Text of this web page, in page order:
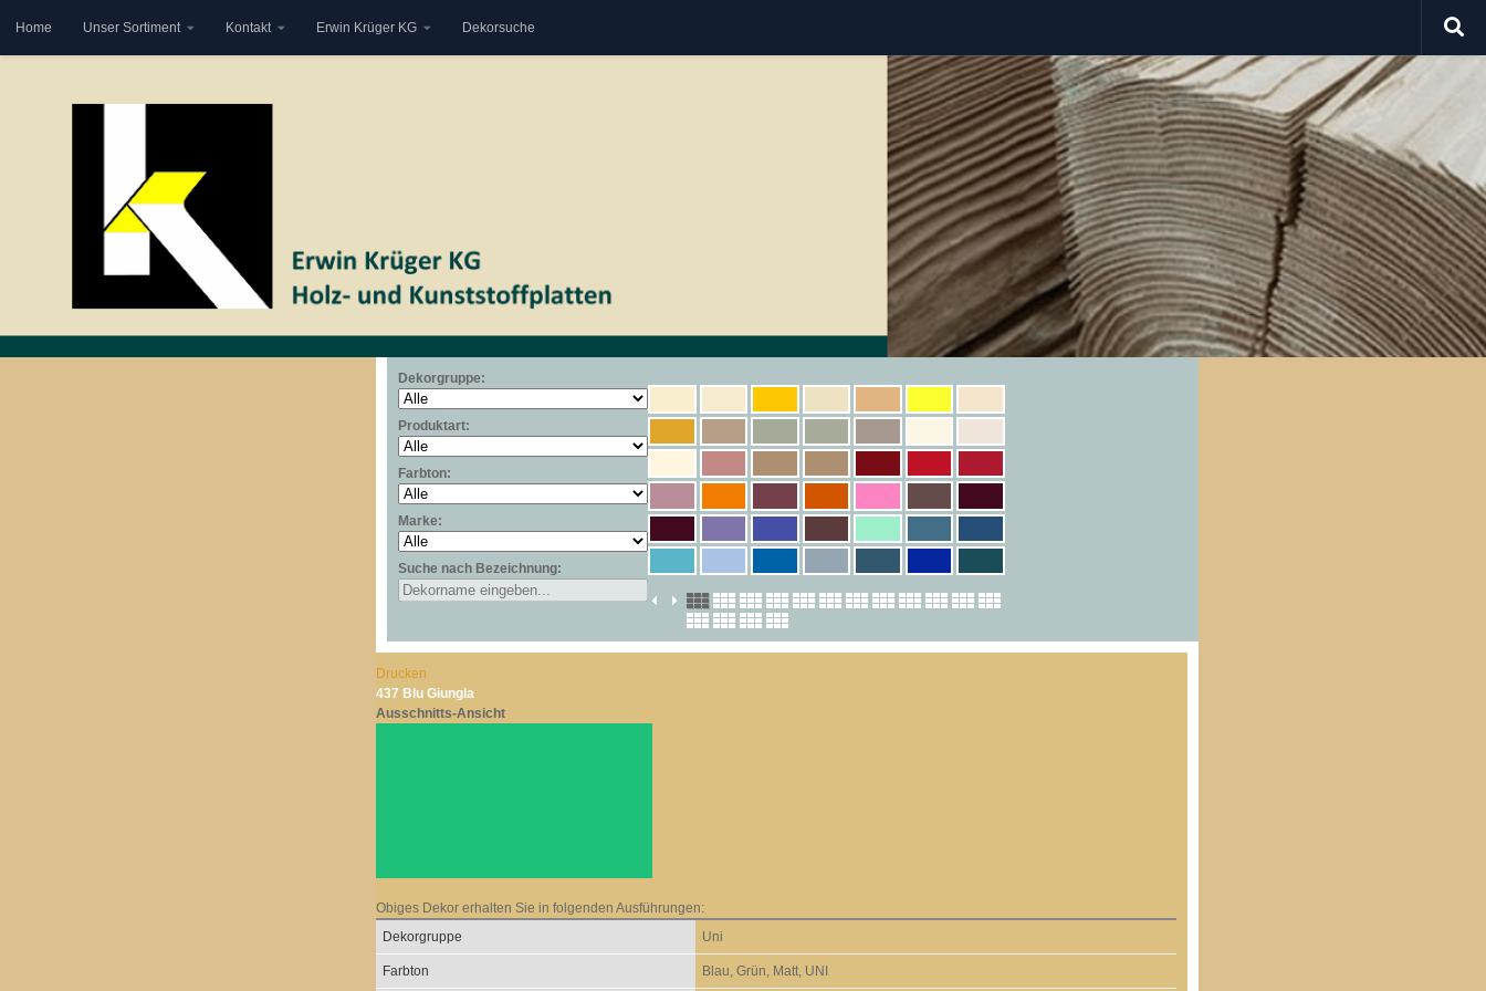
Zum Inhalt springen
Home Unser Sortiment Kontakt Erwin Krüger KG Dekorsuche
Dekorgruppe:
Produktart:
Farbton:
Marke:
Suche nach Bezeichnung:
Drucken
437 Blu Giungla
Ausschnitts-Ansicht
Obiges Dekor erhalten Sie in folgenden Ausführungen:
Dekorgruppe
Uni
Farbton Blau, Grün, Matt, UNI